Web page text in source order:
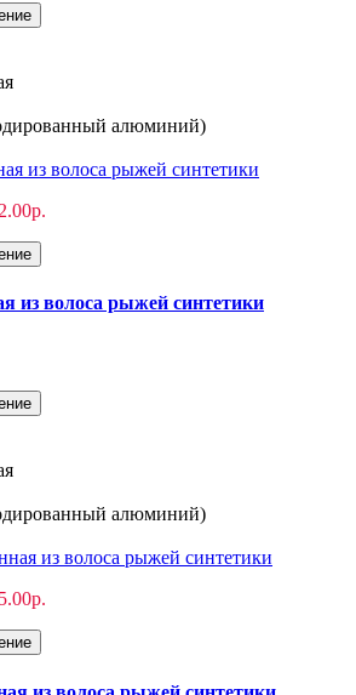
алюминий)
из волоса рыжей синтетики
алюминий)